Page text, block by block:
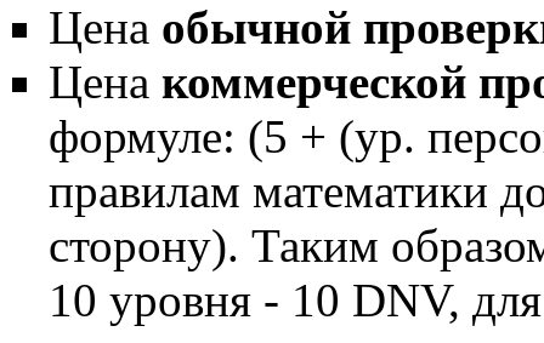
Цена обычной
Цена коммерческой
формуле: (5 + (ур.
правилам математики
сторону). Таким
10 уровня - 10 DNV,